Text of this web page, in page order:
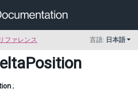
ファレンス 言語: 日本語
;